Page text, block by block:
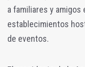
a familiares y amigos
establecimientos
de eventos.